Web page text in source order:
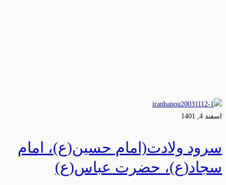
اسفند 4, 1401
سرود ولادت(امام حسین(ع)، امام
سجاد(ع)، حضرت عباس(ع)